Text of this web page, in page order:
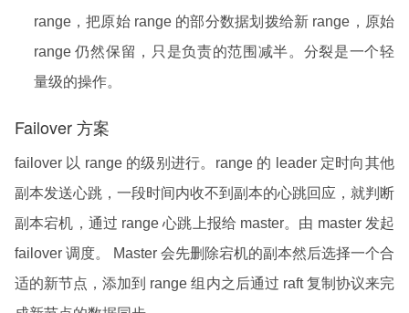
range，把原始 range 的部分数据划拨给新 range，原始
range 仍然保留，只是负责的范围减半。分裂是一个轻
量级的操作。
Failover 方案
failover 以 range 的级别进行。range 的 leader 定时向其他
副本发送心跳，一段时间内收不到副本的心跳回应，就判断
副本宕机，通过 range 心跳上报给 master。由 master 发起
failover 调度。 Master 会先删除宕机的副本然后选择一个合
适的新节点，添加到 range 组内之后通过 raft 复制协议来完